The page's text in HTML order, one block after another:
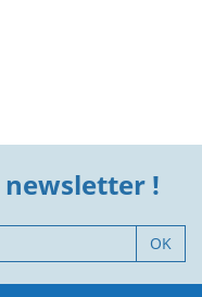
newsletter !
OK